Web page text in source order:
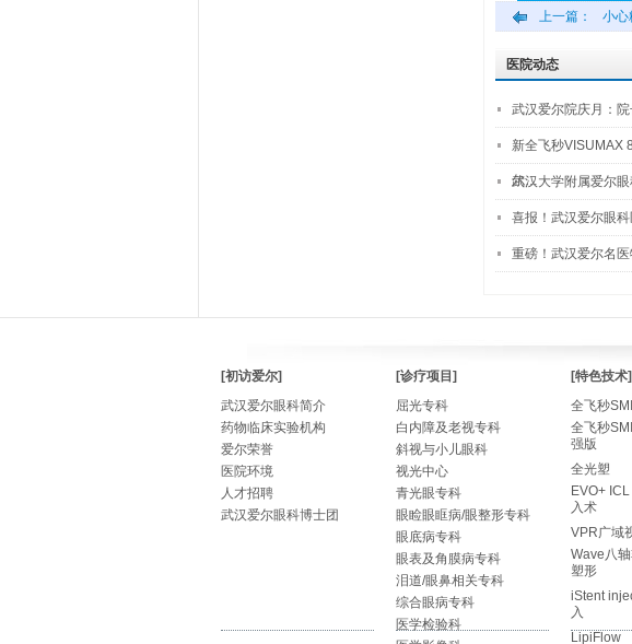
上一篇： 小
医院动态
武汉爱尔院庆月：
新全飞秒VISUMAX
尔…
武汉大学附属爱尔
喜报！武汉爱尔眼
重磅！武汉爱尔名
[初访爱尔]
武汉爱尔眼科简介
药物临床实验机构
爱尔荣誉
医院环境
人才招聘
武汉爱尔眼科博士团
[诊疗项目]
屈光专科
白内障及老视专科
斜视与小儿眼科
视光中心
青光眼专科
眼睑眼眶病/眼整形专科
眼底病专科
眼表及角膜病专科
泪道/眼鼻相关专科
综合眼病专科
医学检验科
[特色技术]
全飞秒
全飞秒
强版
全光塑
EVO+
入术
VPR广域
Wave八
塑形
iStent
入
LipiFlow